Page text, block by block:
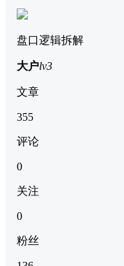
盘口逻辑拆解
大户lv3
文章
355
评论
0
关注
0
粉丝